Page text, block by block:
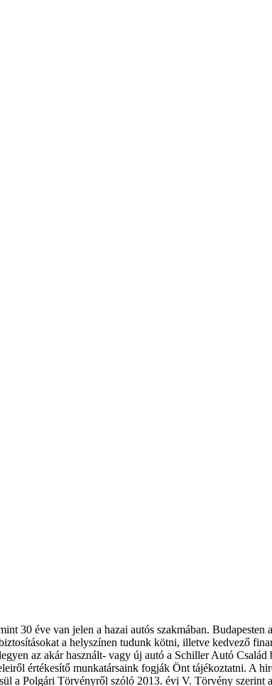
30 éve van jelen a hazai autós szakmában.
a helyszínen tudunk kötni, illetve kedvező
az akár használt- vagy új autó a Schiller Autó
értékesítő munkatársaink fogják Önt tájékoztatni. A
a Polgári Törvényről szóló 2013. évi V. Törvény szerint